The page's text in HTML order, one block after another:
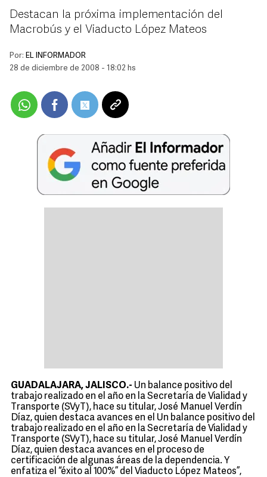
Destacan la próxima implementación del
Macrobús y el Viaducto López Mateos
Por: EL INFORMADOR
28 de diciembre de 2008 - 18:02 hs
GUADALAJARA, JALISCO.- Un balance positivo del
trabajo realizado en el año en la Secretaría de Vialidad y
Transporte (SVyT), hace su titular, José Manuel Verdín
Díaz, quien destaca avances en el Un balance positivo del
trabajo realizado en el año en la Secretaría de Vialidad y
Transporte (SVyT), hace su titular, José Manuel Verdín
Díaz, quien destaca avances en el proceso de
certificación de algunas áreas de la dependencia. Y
enfatiza el “éxito al 100%” del Viaducto López Mateos”,